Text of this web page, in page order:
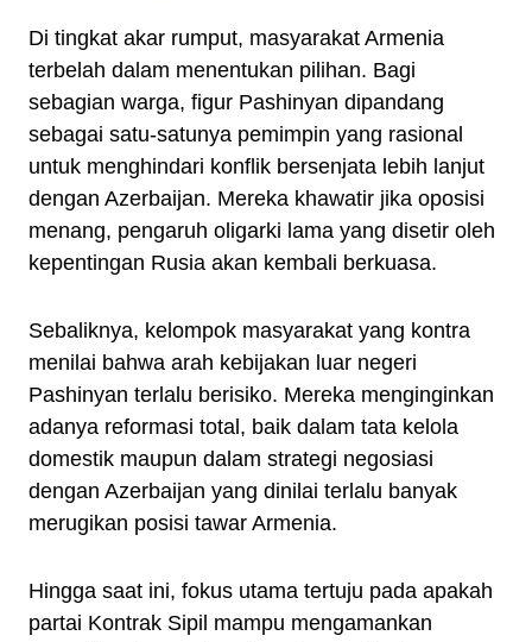
Di tingkat akar rumput, masyarakat Armenia
terbelah dalam menentukan pilihan. Bagi
sebagian warga, figur Pashinyan dipandang
sebagai satu-satunya pemimpin yang rasional
untuk menghindari konflik bersenjata lebih lanjut
dengan Azerbaijan. Mereka khawatir jika oposisi
menang, pengaruh oligarki lama yang disetir oleh
kepentingan Rusia akan kembali berkuasa.
Sebaliknya, kelompok masyarakat yang kontra
menilai bahwa arah kebijakan luar negeri
Pashinyan terlalu berisiko. Mereka menginginkan
adanya reformasi total, baik dalam tata kelola
domestik maupun dalam strategi negosiasi
dengan Azerbaijan yang dinilai terlalu banyak
merugikan posisi tawar Armenia.
Hingga saat ini, fokus utama tertuju pada apakah
partai Kontrak Sipil mampu mengamankan